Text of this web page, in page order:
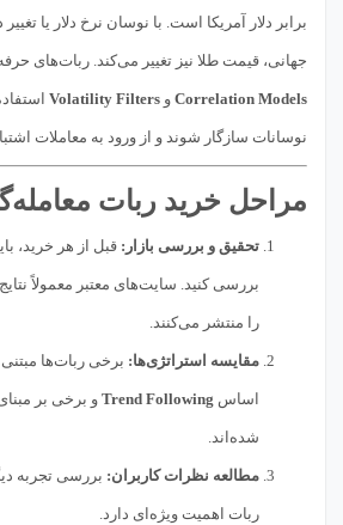
برابر دلار آمریکا است. با نوسان نرخ دلار یا
جهانی، قیمت طلا نیز تغییر می‌کند. ربات‌های
Correlation Models و Volatility Filters
نوسانات سازگار شوند و از ورود به معاملات
مراحل خرید ربات
تحقیق و بررسی بازار: قبل از هر خرید،
بررسی کنید. سایت‌های معتبر معمولاً
را منتشر می‌کنند.
مقایسه استراتژی‌ها: برخی ربات‌ها مبتنی
اساس Trend Followingو برخی بر
شده‌اند.
مطالعه نظرات کاربران: بررسی تجربه
ربات اهمیت ویژه‌ای دارد.